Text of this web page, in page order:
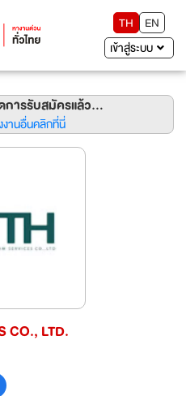
TH
EN
เข้าสู่ระบบ
การรับสมัครแล้ว...
งานอื่นคลิกที่นี่
CO., LTD.